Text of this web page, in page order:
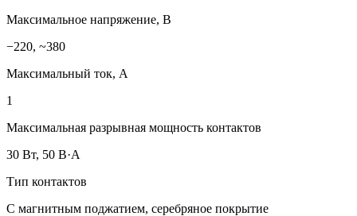
Максимальное напряжение, В
−220, ~380
Максимальный ток, А
1
Максимальная разрывная мощность контактов
30 Вт, 50 В·А
Тип контактов
С магнитным поджатием, серебряное покрытие